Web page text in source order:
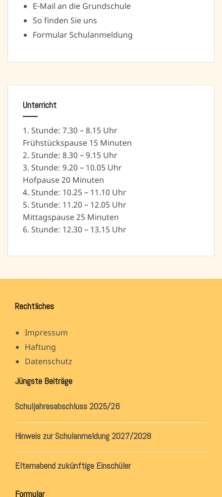
E-Mail an die Grundschule
So finden Sie uns
Formular Schulanmeldung
Unterricht
1. Stunde: 7.30 – 8.15 Uhr
Frühstückspause 15 Minuten
2. Stunde: 8.30 – 9.15 Uhr
3. Stunde: 9.20 – 10.05 Uhr
Hofpause 20 Minuten
4. Stunde: 10.25 – 11.10 Uhr
5. Stunde: 11.20 – 12.05 Uhr
Mittagspause 25 Minuten
6. Stunde: 12.30 – 13.15 Uhr
Rechtliches
Impressum
Haftung
Datenschutz
Jüngste Beiträge
Schuljahresabschluss 2025/26
Hinweis zur Schulanmeldung 2027/2028
Elternabend zukünftige Einschüler
Formular